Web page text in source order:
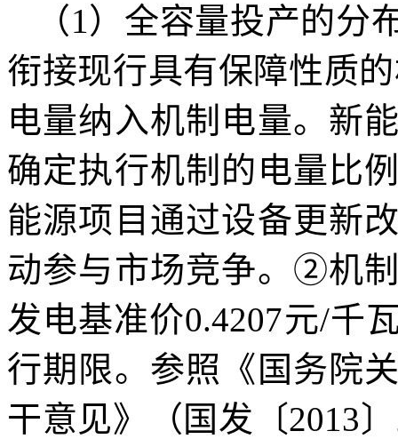
（1）全容量投产的
衔接现行具有保障性质
电量纳入机制电量。新
确定执行机制的电量比
能源项目通过设备更新
动参与市场竞争。②机
发电基准价0.4207元/千
行期限。参照《国务院
干意见》（国发〔2013